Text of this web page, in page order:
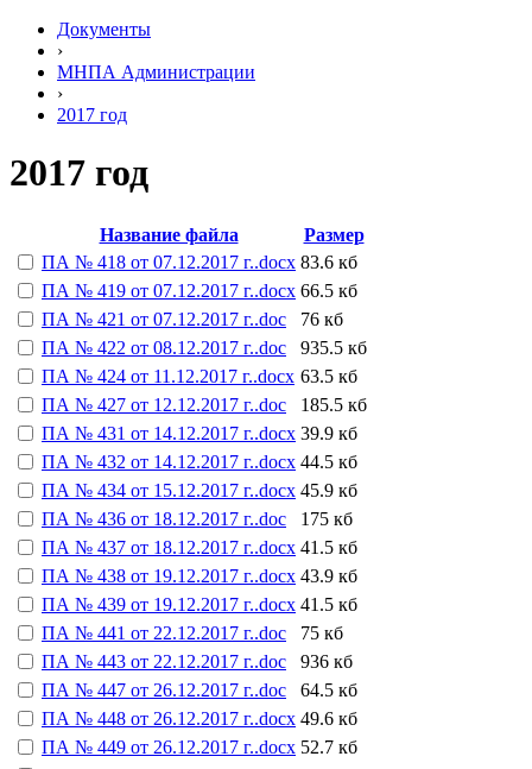
Документы
›
МНПА Администрации
›
2017 год
2017 год
Название файла
Размер
ПА № 418 от 07.12.2017 г..docx 83.6 кб
ПА № 419 от 07.12.2017 г..docx 66.5 кб
ПА № 421 от 07.12.2017 г..doc
76 кб
ПА № 422 от 08.12.2017 г..doc
935.5 кб
ПА № 424 от 11.12.2017 г..docx 63.5 кб
ПА № 427 от 12.12.2017 г..doc
185.5 кб
ПА № 431 от 14.12.2017 г..docx 39.9 кб
ПА № 432 от 14.12.2017 г..docx 44.5 кб
ПА № 434 от 15.12.2017 г..docx 45.9 кб
ПА № 436 от 18.12.2017 г..doc
175 кб
ПА № 437 от 18.12.2017 г..docx 41.5 кб
ПА № 438 от 19.12.2017 г..docx 43.9 кб
ПА № 439 от 19.12.2017 г..docx 41.5 кб
ПА № 441 от 22.12.2017 г..doc
75 кб
ПА № 443 от 22.12.2017 г..doc
936 кб
ПА № 447 от 26.12.2017 г..doc
64.5 кб
ПА № 448 от 26.12.2017 г..docx 49.6 кб
ПА № 449 от 26.12.2017 г..docx 52.7 кб